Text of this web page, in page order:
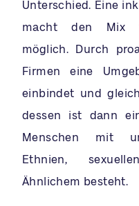
Unterschied. Eine
macht den Mix
möglich. Durch
Firmen eine
einbindet und
dessen ist dann
Menschen mit
Ethnien,
Ähnlichem besteht.